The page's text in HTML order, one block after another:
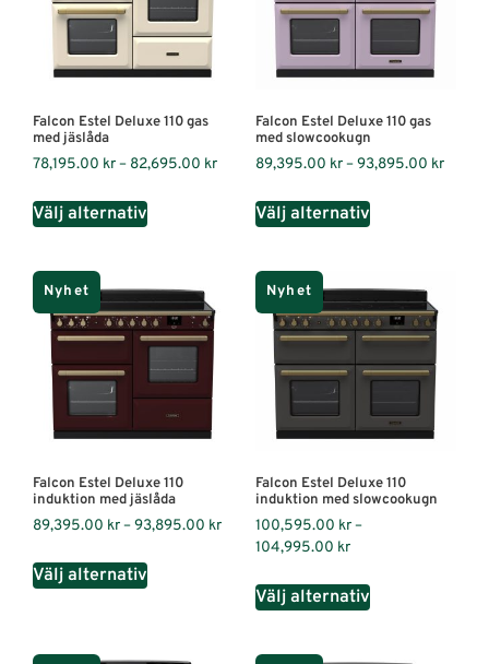
Falcon Estel Deluxe 110 gas
med jäslåda
78,195.00 kr– 82,695.00 kr
Välj alternativ
Falcon Estel Deluxe 110 gas
med slowcookugn
89,395.00 kr–93,895.00 kr
Välj alternativ
Nyhet
Falcon Estel Deluxe 110
induktion med jäslåda
89,395.00 kr–93,895.00 kr
Välj alternativ
Nyhet
Falcon Estel Deluxe 110
induktion med slowcookugn
100,595.00 kr–
104,995.00 kr
Välj alternativ